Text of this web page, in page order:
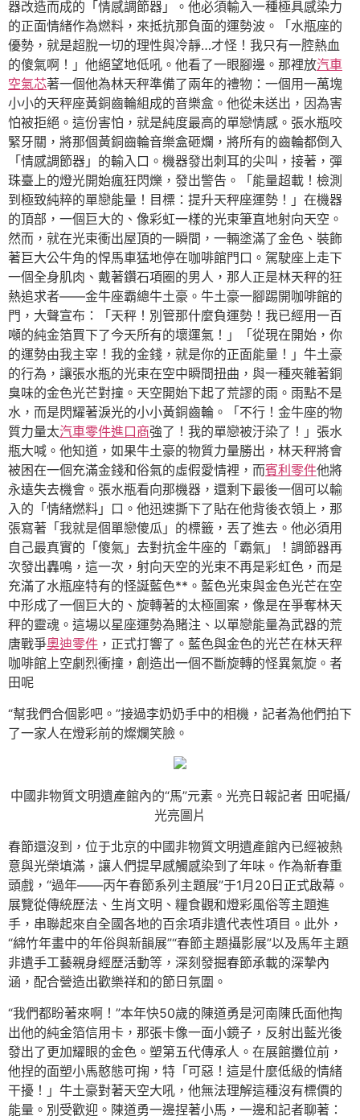
器改造而成的「情感調節器」。他必須輸入一種極具感染力
的正面情緒作為燃料，來抵抗那負面的運勢波。「水瓶座的
優勢，就是超脫一切的理性與冷靜…才怪！我只有一腔熱血
的傻氣啊！」他絕望地低吼。他看了一眼腳邊。那裡放汽車
空氣芯著一個他為林天秤準備了兩年的禮物：一個用一萬塊
小小的天秤座黃銅齒輪組成的音樂盒。他從未送出，因為害
怕被拒絕。這份害怕，就是純度最高的單戀情感。張水瓶咬
緊牙關，將那個黃銅齒輪音樂盒砸爛，將所有的齒輪都倒入
「情感調節器」的輸入口。機器發出刺耳的尖叫，接著，彈
珠臺上的燈光開始瘋狂閃爍，發出警告。「能量超載！檢測
到極致純粹的單戀能量！目標：提升天秤座運勢！」在機器
的頂部，一個巨大的、像彩虹一樣的光束筆直地射向天空。
然而，就在光束衝出屋頂的一瞬間，一輛塗滿了金色、裝飾
著巨大公牛角的悍馬車猛地停在咖啡館門口。駕駛座上走下
一個全身肌肉、戴著鑽石項圈的男人，那人正是林天秤的狂
熱追求者——金牛座霸總牛土豪。牛土豪一腳踢開咖啡館的
門，大聲宣布：「天秤！別管那什麼負運勢！我已經用一百
噸的純金箔買下了今天所有的壞運氣！」「從現在開始，你
的運勢由我主宰！我的金錢，就是你的正面能量！」牛土豪
的行為，讓張水瓶的光束在空中瞬間扭曲，與一種夾雜著銅
臭味的金色光芒對撞。天空開始下起了荒謬的雨。雨點不是
水，而是閃耀著淚光的小小黃銅齒輪。「不行！金牛座的物
質力量太汽車零件進口商強了！我的單戀被汙染了！」張水
瓶大喊。他知道，如果牛土豪的物質力量勝出，林天秤將會
被困在一個充滿金錢和俗氣的虛假愛情裡，而賓利零件他將
永遠失去機會。張水瓶看向那機器，還剩下最後一個可以輸
入的「情緒燃料」口。他迅速撕下了貼在他背後衣領上，那
張寫著「我就是個單戀傻瓜」的標籤，丟了進去。他必須用
自己最真實的「傻氣」去對抗金牛座的「霸氣」！調節器再
次發出轟鳴，這一次，射向天空的光束不再是彩虹色，而是
充滿了水瓶座特有的怪誕藍色**。藍色光束與金色光芒在空
中形成了一個巨大的、旋轉著的太極圖案，像是在爭奪林天
秤的靈魂。這場以星座運勢為賭注、以單戀能量為武器的荒
唐戰爭奧迪零件 ，正式打響了。藍色與金色的光芒在林天秤
咖啡館上空劇烈衝撞，創造出一個不斷旋轉的怪異氣旋。者
田呢
“幫我們合個影吧。”接過李奶奶手中的相機，記者為他們拍下
了一家人在燈彩前的燦爛笑臉。
中國非物質文明遺產館內的“馬”元素。光亮日報記者 田呢攝/
光亮圖片
春節還沒到，位于北京的中國非物質文明遺產館內已經被熱
意與光榮填滿，讓人們提早感觸感染到了年味。作為新春重
頭戲，“過年——丙午春節系列主題展”于1月20日正式啟幕。
展覽從傳統歷法、生肖文明、糧食觀和燈彩風俗等主題進
手，串聯起來自全國各地的百余項非遺代表性項目。此外，
“綿竹年畫中的年俗與新韻展”“春節主題攝影展”以及馬年主題
非遺手工藝親身經歷活動等，深刻發掘春節承載的深摯內
涵，配合營造出歡樂祥和的節日氛圍。
“我們都盼著來啊！”本年快50歲的陳道勇是河南陳氏面他掏
出他的純金箔信用卡，那張卡像一面小鏡子，反射出藍光後
發出了更加耀眼的金色。塑第五代傳承人。在展館攤位前，
他捏的面塑小馬憨態可掬，特「可惡！這是什麼低級的情緒
干擾！」牛土豪對著天空大吼，他無法理解這種沒有標價的
能量。別受歡迎。陳道勇一邊捏著小馬，一邊和記者聊著：